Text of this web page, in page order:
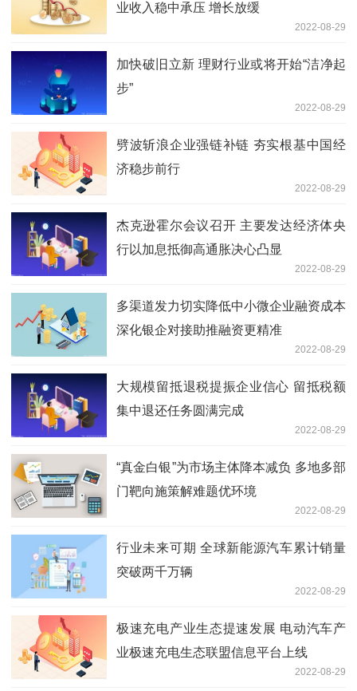
业收入稳中承压 增长放缓
2022-08-29
加快破旧立新 理财行业或将开始“洁净起
步”
2022-08-29
劈波斩浪企业强链补链 夯实根基中国经
济稳步前行
2022-08-29
杰克逊霍尔会议召开 主要发达经济体央
行以加息抵御高通胀决心凸显
2022-08-29
多渠道发力切实降低中小微企业融资成本
深化银企对接助推融资更精准
2022-08-29
大规模留抵退税提振企业信心 留抵税额
集中退还任务圆满完成
2022-08-29
“真金白银”为市场主体降本减负 多地多部
门靶向施策解难题优环境
2022-08-29
行业未来可期 全球新能源汽车累计销量
突破两千万辆
2022-08-29
极速充电产业生态提速发展 电动汽车产
业极速充电生态联盟信息平台上线
2022-08-29